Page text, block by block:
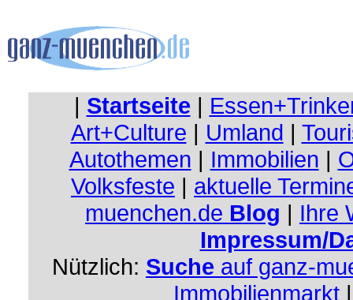
| Startseite |
Art+Culture | Umland |
Autothemen | Immobilien |
Volksfeste | aktuelle
muenchen.de Blog | Ihre
Impressum/
Nützlich: Suche auf ganz-
Immobilienmarkt